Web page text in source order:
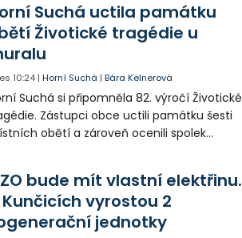
Suchá uctila památku
Životické tragédie u
10:24 |Horní Suchá |Bára Kelnerová
Suchá si připomněla 82. výročí Životické
Zástupci obce uctili památku šesti
obětí a zároveň ocenili spolek
bude mít vlastní elektřinu.
Kunčicích vyrostou 2
jednotky